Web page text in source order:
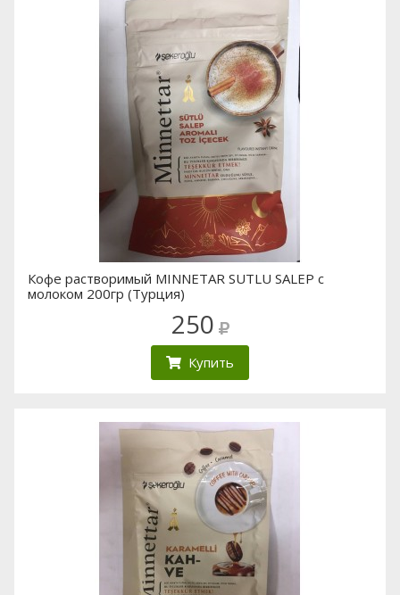
Кофе растворимый MINNETAR SUTLU SALEP с
молоком 200гр (Турция)
250
Купить